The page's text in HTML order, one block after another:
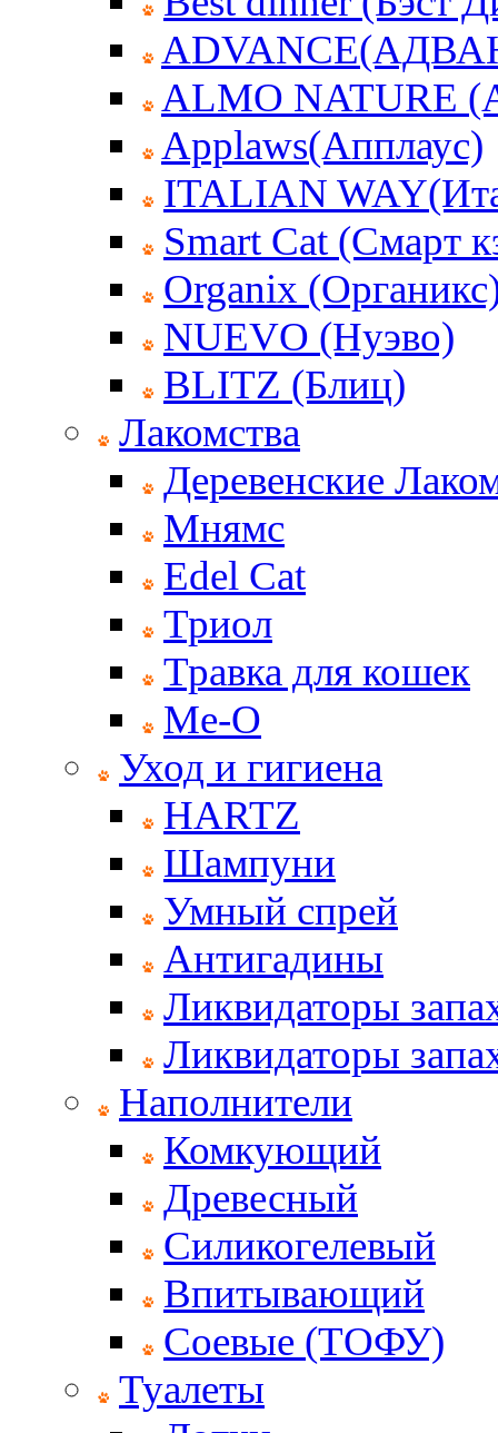
ALMO
Applaws(Апплаус)
ITALIAN
Smart Cat (Смарт
Organix
NUEVO (Нуэво)
BLITZ (Блиц)
Лакомства
Деревенские
Мнямс
Edel Cat
Триол
Травка для кошек
Ме-О
Уход и гигиена
HARTZ
Шампуни
Умный спрей
Антигадины
Ликвидаторы
Ликвидаторы
Наполнители
Комкующий
Древесный
Силикогелевый
Впитывающий
Соевые (ТОФУ)
Туалеты